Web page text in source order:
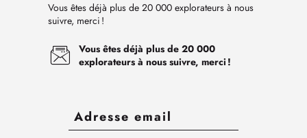
Vous êtes déjà plus de 20 000 explorateurs à nous
suivre, merci !
Vous êtes déjà plus de 20 000
explorateurs à nous suivre, merci !